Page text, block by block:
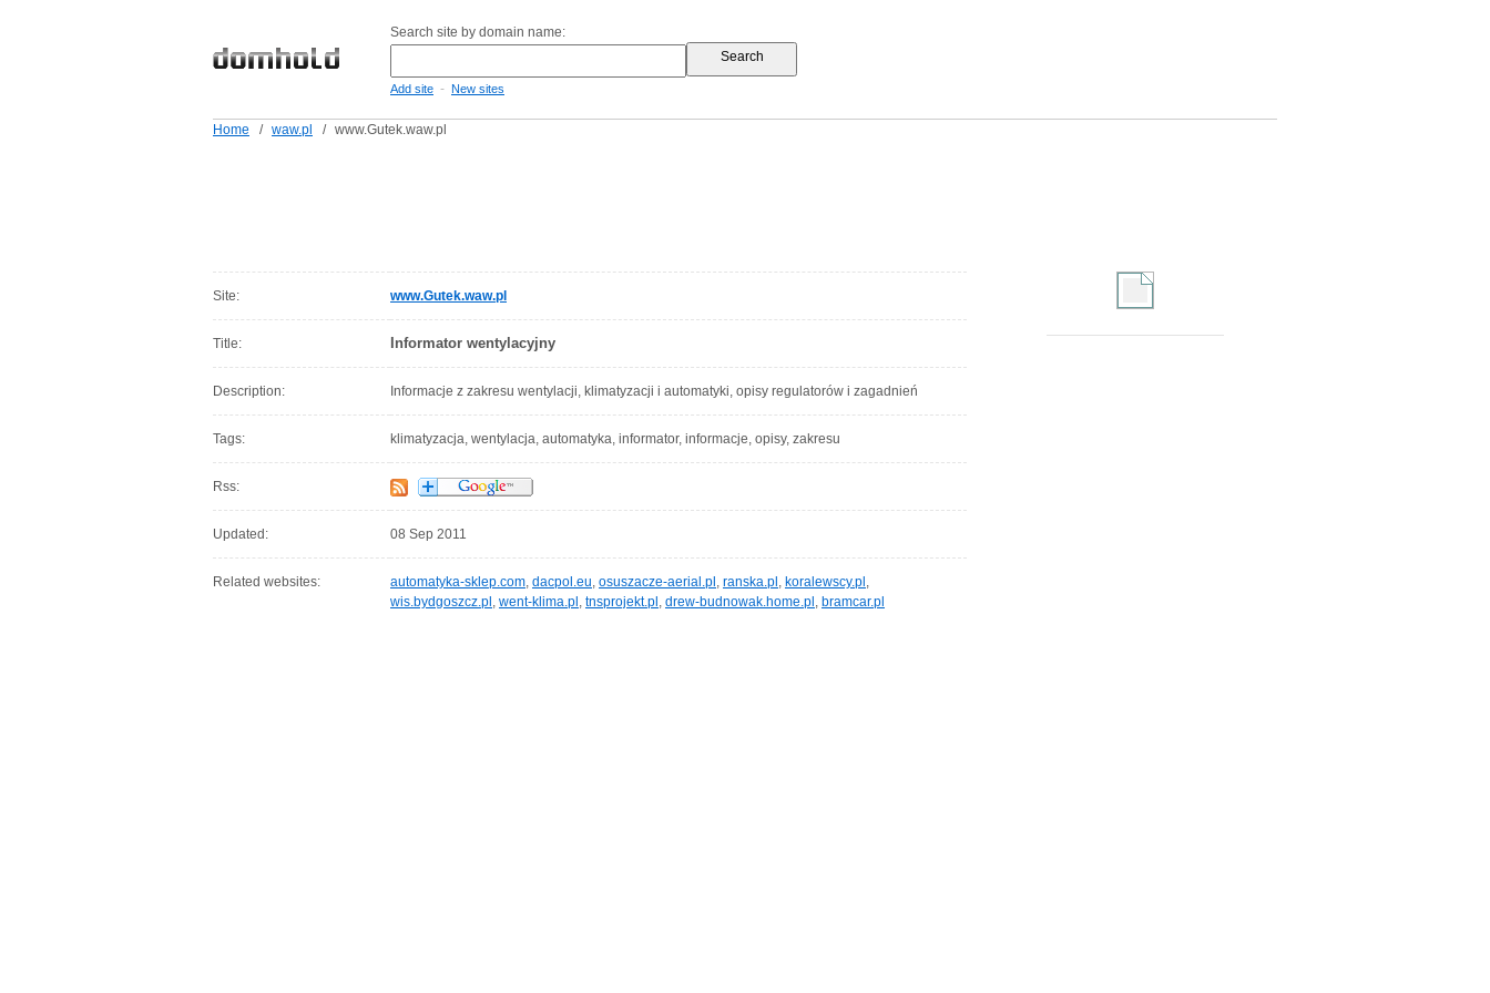
Search site by domain name:
Add site - New sites
Home / waw.pl / www.Gutek.waw.pl
Site: www.Gutek.waw.pl
Title: Informator wentylacyjny
Description: Informacje z zakresu wentylacji, klimatyzacji i automatyki, opisy regulatorów i zagadnień
Tags: klimatyzacja, wentylacja, automatyka, informator, informacje, opisy, zakresu
Rss:
Updated: 08 Sep 2011
Related websites: automatyka-sklep.com, dacpol.eu, osuszacze-aerial.pl , ranska.pl , koralewscy.pl ,
wis.bydgoszcz.pl , went-klima.pl , tnsprojekt.pl , drew-budnowak.home.pl , bramcar.pl